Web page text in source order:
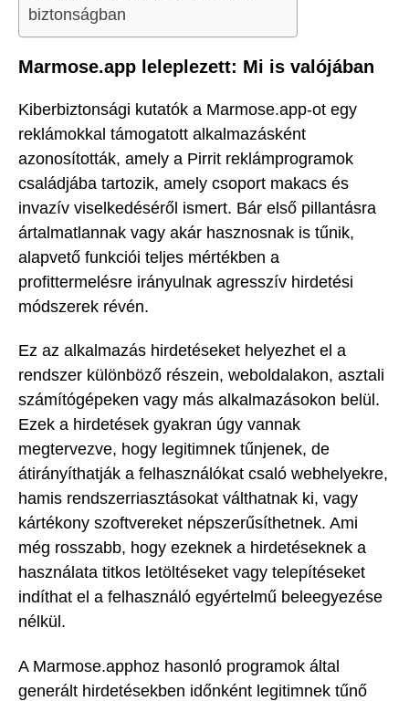
biztonságban
Marmose.app leleplezett: Mi is valójában
Kiberbiztonsági kutatók a Marmose.app-ot egy
reklámokkal támogatott alkalmazásként
azonosították, amely a Pirrit reklámprogramok
családjába tartozik, amely csoport makacs és
invazív viselkedéséről ismert. Bár első pillantásra
ártalmatlannak vagy akár hasznosnak is tűnik,
alapvető funkciói teljes mértékben a
profittermelésre irányulnak agresszív hirdetési
módszerek révén.
Ez az alkalmazás hirdetéseket helyezhet el a
rendszer különböző részein, weboldalakon, asztali
számítógépeken vagy más alkalmazásokon belül.
Ezek a hirdetések gyakran úgy vannak
megtervezve, hogy legitimnek tűnjenek, de
átirányíthatják a felhasználókat csaló webhelyekre,
hamis rendszerriasztásokat válthatnak ki, vagy
kártékony szoftvereket népszerűsíthetnek. Ami
még rosszabb, hogy ezeknek a hirdetéseknek a
használata titkos letöltéseket vagy telepítéseket
indíthat el a felhasználó egyértelmű beleegyezése
nélkül.
A Marmose.apphoz hasonló programok által
generált hirdetésekben időnként legitimnek tűnő